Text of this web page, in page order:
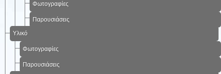
Φωτογραφίες
Παρουσιάσεις
Υλικό
Φωτογραφίες
Παρουσιάσεις